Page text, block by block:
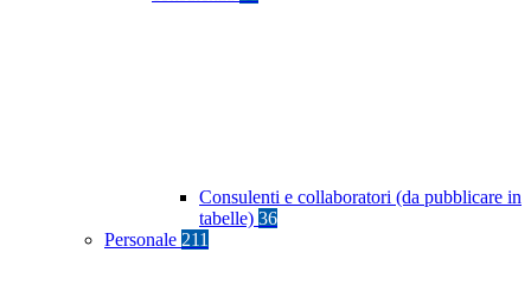
Consulenti e collaboratori (da pubblicare in
tabelle) 36
Personale 211